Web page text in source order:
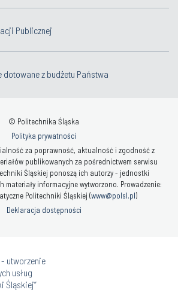
Publicznej
dotowane z budżetu Państwa
© Politechnika Śląska
Polityka prywatności
za poprawność, aktualność i zgodność z
publikowanych za pośrednictwem serwisu
Śląskiej ponoszą ich autorzy - jednostki
materiały informacyjne wytworzono. Prowadzenie:
Politechniki Śląskiej (www@polsl.pl)
Deklaracja dostępności
utworzenie
usług
Śląskiej”